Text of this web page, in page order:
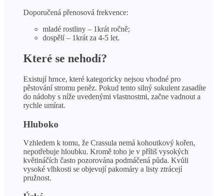
Doporučená přenosová frekvence:
mladé rostliny – 1krát ročně;
dospělí – 1krát za 4-5 let.
Které se nehodí?
Existují hrnce, které kategoricky nejsou vhodné pro
pěstování stromu peněz. Pokud tento silný sukulent zasadíte
do nádoby s níže uvedenými vlastnostmi, začne vadnout a
rychle umírat.
Hluboko
Vzhledem k tomu, že Crassula nemá kohoutkový kořen,
nepotřebuje hloubku. Kromě toho je v příliš vysokých
květináčích často pozorována podmáčená půda. Kvůli
vysoké vlhkosti se objevují pakomáry a listy ztrácejí
pružnost.